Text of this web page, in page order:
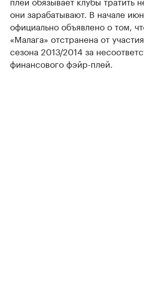
они зарабатывают. В начале
официально объявлено о том,
«Малага» отстранена от
сезона 2013/2014 за
финансового фэйр-плей.